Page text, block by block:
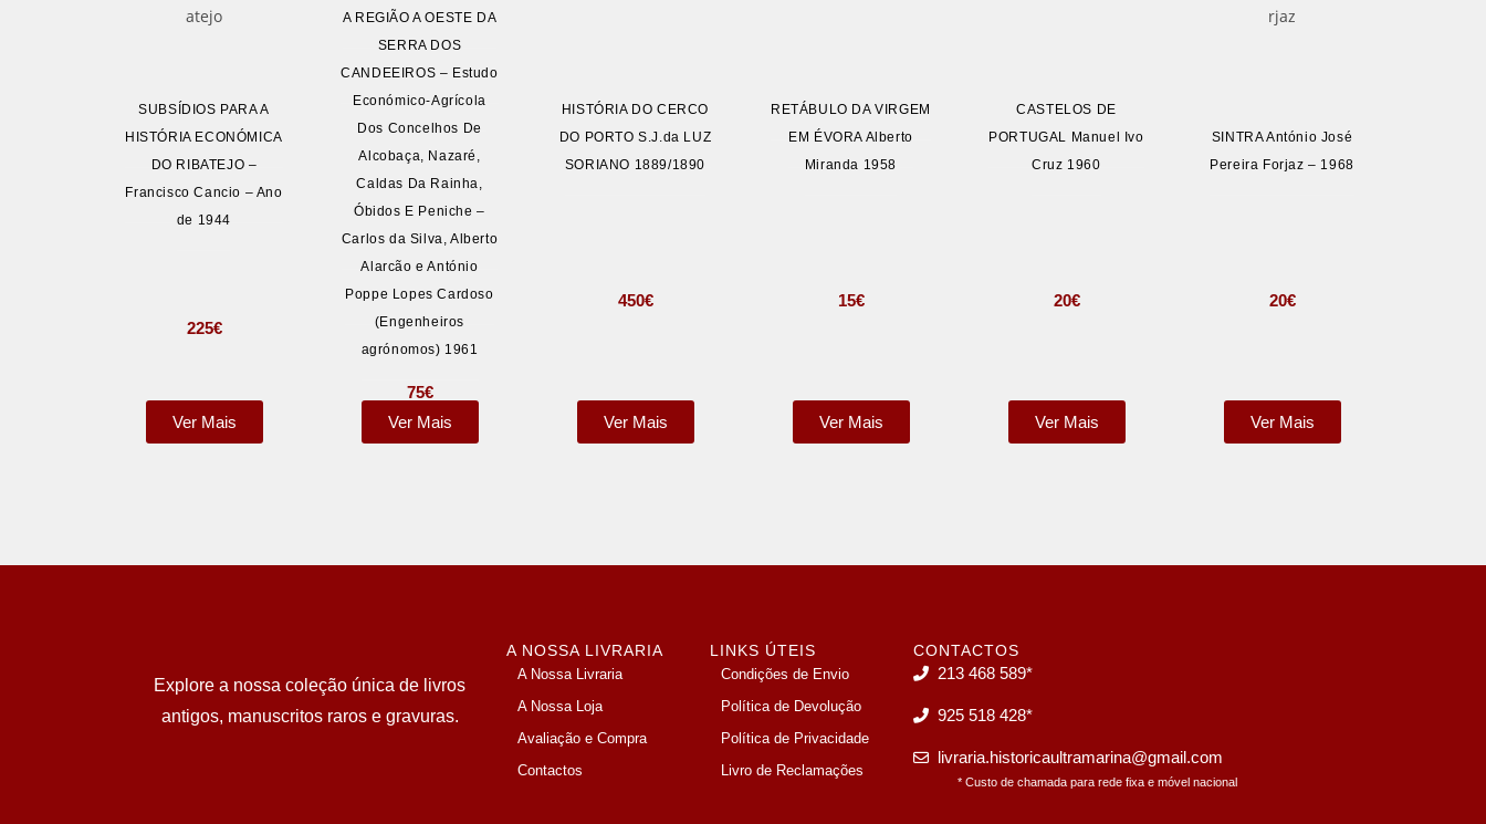
SUBSÍDIOS PARA A
HISTÓRIA ECONÓMICA
DO RIBATEJO –
Francisco Cancio – Ano
de 1944
225€
Ver Mais
A REGIÃO A OESTE DA
SERRA DOS
CANDEEIROS – Estudo
Económico-Agrícola
Dos Concelhos De
Alcobaça, Nazaré,
Caldas Da Rainha,
Óbidos E Peniche –
Carlos da Silva, Alberto
Alarcão e António
Poppe Lopes Cardoso
(Engenheiros
agrónomos) 1961
75€
Ver Mais
HISTÓRIA DO CERCO
DO PORTO S.J.da LUZ
SORIANO 1889/1890
450€
Ver Mais
RETÁBULO DA VIRGEM
EM ÉVORA Alberto
Miranda 1958
15€
Ver Mais
CASTELOS DE
PORTUGAL Manuel Ivo
Cruz 1960
20€
Ver Mais
SINTRA António José
Pereira Forjaz – 1968
20€
Ver Mais
Explore a nossa coleção única de livros
antigos, manuscritos raros e gravuras.
A NOSSA LIVRARIA
A Nossa Livraria
A Nossa Loja
Avaliação e Compra
Contactos
LINKS ÚTEIS
Condições de Envio
Política de Devolução
Política de Privacidade
Livro de Reclamações
CONTACTOS
213 468 589*
925 518 428*
livraria.historicaultramarina@gmail.com
* Custo de chamada para rede fixa e móvel nacional